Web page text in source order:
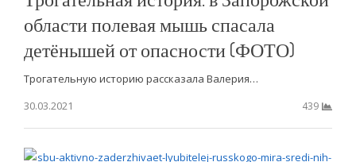
области полевая мышь спасала
детёнышей от опасности (ФОТО)
Трогательную историю рассказала Валерия…
30.03.2021
439